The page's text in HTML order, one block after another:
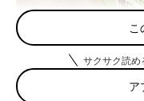
まず紹介するのはダイソ
こ
サクサク読
ア